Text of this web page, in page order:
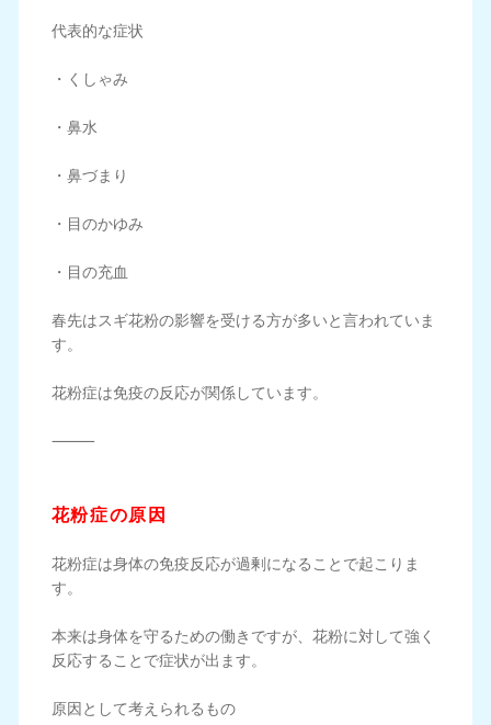
代表的な症状
・くしゃみ
・鼻水
・鼻づまり
・目のかゆみ
・目の充血
春先はスギ花粉の影響を受ける方が多いと言われていま
す。
花粉症は免疫の反応が関係しています。
⸻
花粉症の原因
花粉症は身体の免疫反応が過剰になることで起こりま
す。
本来は身体を守るための働きですが、花粉に対して強く
反応することで症状が出ます。
原因として考えられるもの